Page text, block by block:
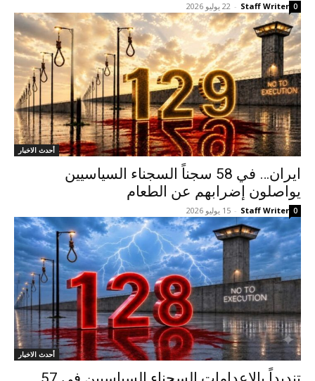
Staff Writer
- 22 يوليو 2026 0
أحدث الاخبار
ایران… في 58 سجناً السجناء السياسيين
یواصلون إضرابهم عن الطعام
Staff Writer
- 15 يوليو 2026 0
أحدث الاخبار